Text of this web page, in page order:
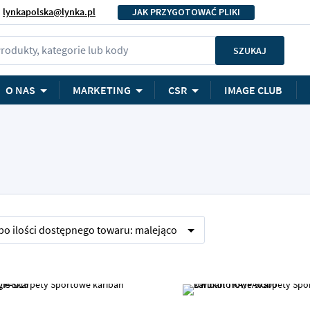
lynkapolska@lynka.pl JAK PRZYGOTOWAĆ PLIKI
kategorie lub kody SZUKAJ
O NAS MARKETING CSR IMAGE CLUB
ilości dostępnego towaru: malejąco